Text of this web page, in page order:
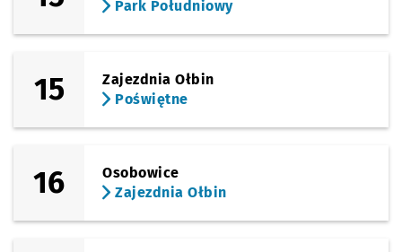
Park Południowy
15
Zajezdnia Ołbin
Poświętne
16
Osobowice
Zajezdnia Ołbin